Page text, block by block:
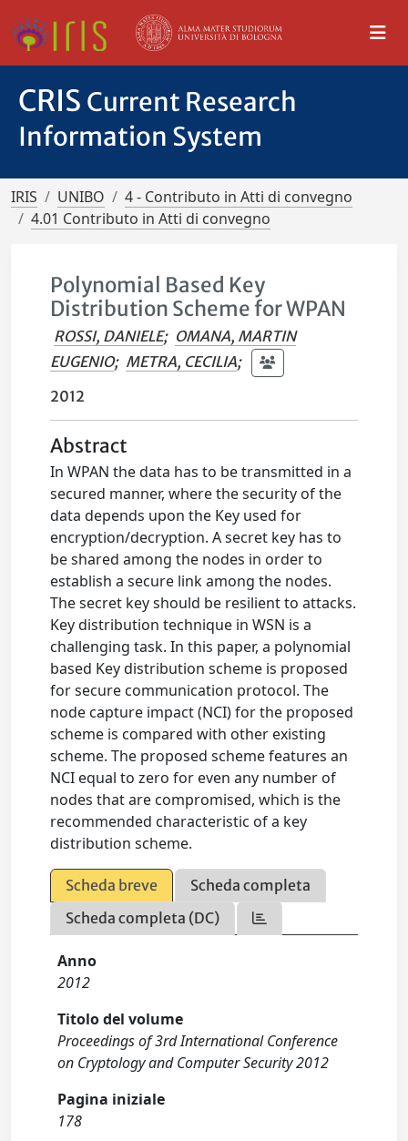
CRIS Current Research
Information System
IRIS UNIBO
4 - Contributo in Atti di convegno
4.01 Contributo in Atti di convegno
Polynomial Based Key
Distribution Scheme for WPAN
ROSSI, DANIELE; OMANA, MARTIN
EUGENIO; METRA, CECILIA;
2012
Abstract
In WPAN the data has to be transmitted in a
secured manner, where the security of the
data depends upon the Key used for
encryption/decryption. A secret key has to
be shared among the nodes in order to
establish a secure link among the nodes.
The secret key should be resilient to attacks.
Key distribution technique in WSN is a
challenging task. In this paper, a polynomial
based Key distribution scheme is proposed
for secure communication protocol. The
node capture impact (NCI) for the proposed
scheme is compared with other existing
scheme. The proposed scheme features an
NCI equal to zero for even any number of
nodes that are compromised, which is the
recommended characteristic of a key
distribution scheme.
Scheda breve
Scheda completa
Scheda completa (DC)
Anno
2012
Titolo del volume
Proceedings of 3rd International Conference
on Cryptology and Computer Security 2012
Pagina iniziale
178